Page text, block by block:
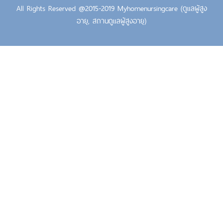
All Rights Reserved @2015-2019 Myhomenursingcare (ดูแลผู้สูง
อายุ, สถานดูแลผู้สูงอายุ)